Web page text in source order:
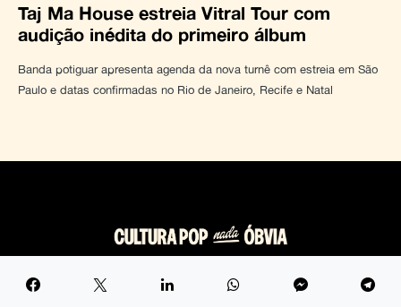
Taj Ma House estreia Vitral Tour com
audição inédita do primeiro álbum
Banda potiguar apresenta agenda da nova turnê com estreia em São
Paulo e datas confirmadas no Rio de Janeiro, Recife e Natal